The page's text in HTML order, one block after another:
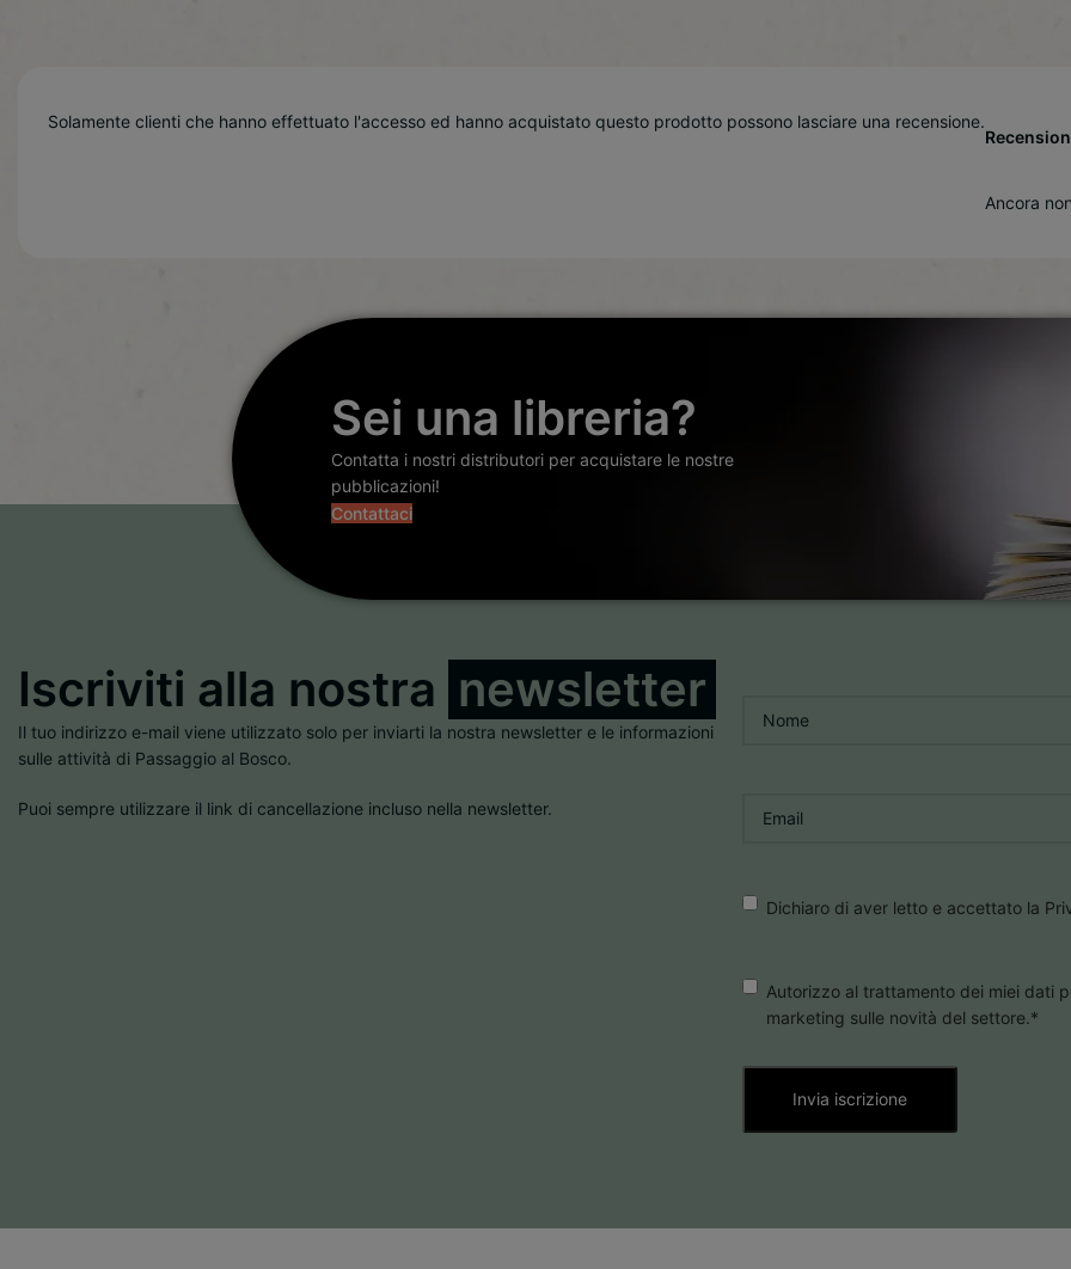
Ancora
Solamente clienti che hanno effettuato l'accesso ed hanno acquistato questo prodotto possono lasciare una recensione.
Sei una libreria?
Contatta i nostri distributori per acquistare le nostre
pubblicazioni!
Contattaci
Iscriviti alla nostra newsletter
Il tuo indirizzo e-mail viene utilizzato solo per inviarti la nostra newsletter e le informazioni
sulle attività di Passaggio al Bosco.
Puoi sempre utilizzare il link di cancellazione incluso nella newsletter.
Consenso*
Dichiaro di aver letto e accettato la
Consenso
Marketing*
Autorizzo al trattamento dei miei dati
marketing sulle novità del settore.*